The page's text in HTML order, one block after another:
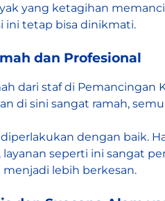
yang ketagihan
ini tetap bisa dinikmati.
dan Profesional
dari staf di Pemancingan
di sini sangat ramah,
dengan baik.
layanan seperti ini sangat
lebih berkesan.